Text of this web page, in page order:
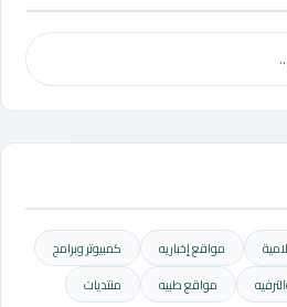
مواقع إخباريه
كمبيوتر وبرامج
مواقع طبيه
منتديات